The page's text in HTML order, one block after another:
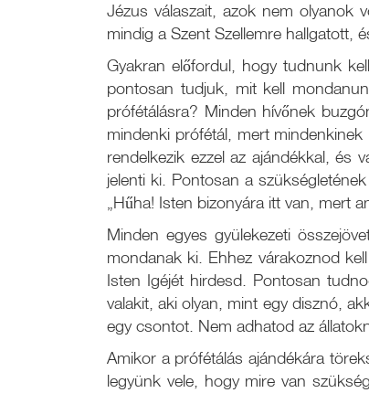
Jézus válaszait, azok nem olyanok
mindig a Szent Szellemre hallgatott,
Gyakran előfordul, hogy tudnunk
pontosan tudjuk, mit kell
prófétálásra? Minden hívőnek
mindenki prófétál, mert
rendelkezik ezzel az ajándékkal, és
jelenti ki. Pontosan a
„Hűha! Isten bizonyára itt van, mert
Minden egyes gyülekezeti
mondanak ki. Ehhez várakoznod
Isten Igéjét hirdesd. Pontosan
valakit, aki olyan, mint egy disznó,
egy csontot. Nem adhatod az
Amikor a prófétálás ajándékára
legyünk vele, hogy mire van